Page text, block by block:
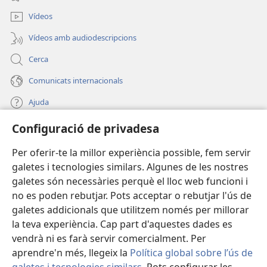
Configuració de privadesa
Per oferir-te la millor experiència possible, fem servir
galetes i tecnologies similars. Algunes de les nostres
galetes són necessàries perquè el lloc web funcioni i
no es poden rebutjar. Pots acceptar o rebutjar l'ús de
galetes addicionals que utilitzem només per millorar
la teva experiència. Cap part d'aquestes dades es
vendrà ni es farà servir comercialment. Per
aprendre'n més, llegeix la Política global sobre l’ús de
nova)Vídeos
Vídeos amb audiodescripcions
Cerca
Comunicats internacionals
Ajuda
Donacions
una
nova)
BIBLIOTECA EN LÍNIA Watchtower™
(obre
una
finestra
nova)
JW Hub
(obre
una
finestra
®